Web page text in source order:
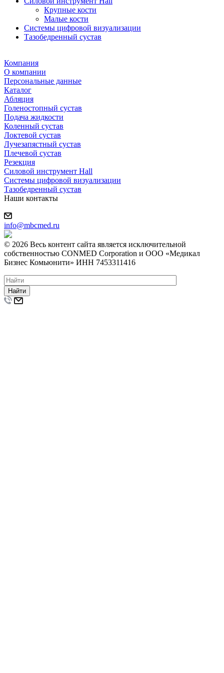
Крупные кости
Малые кости
Системы цифровой визуализации
Тазобедренный сустав
Компания
О компании
Персональные данные
Каталог
Абляция
Голеностопный сустав
Подача жидкости
Коленный сустав
Локтевой сустав
Лучезапястный сустав
Плечевой сустав
Резекция
Силовой инструмент Hall
Системы цифровой визуализации
Тазобедренный сустав
Наши контакты
info@mbcmed.ru
© 2026 Весь контент сайта является исключительной
собственностью CONMED Corporation и ООО «Медикал
Бизнес Комьюнити» ИНН 7453311416
Найти